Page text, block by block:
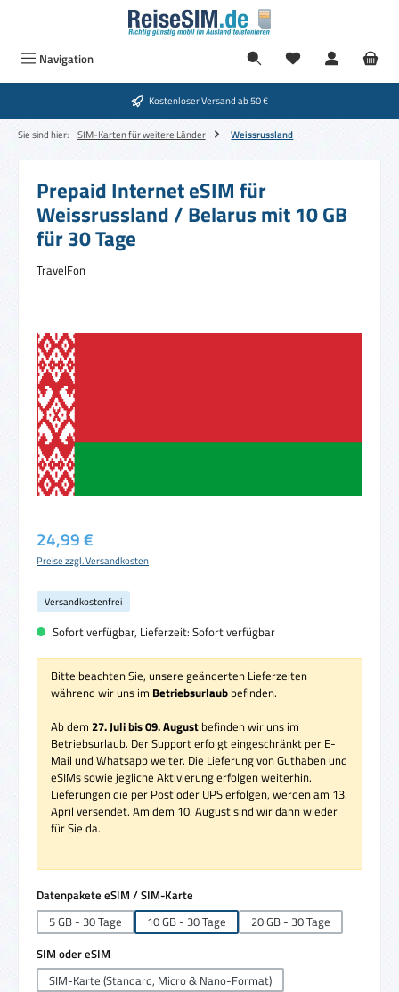
Zum Hauptinhalt springen
Navigation
Kostenloser Versand ab 50 €
Sie sind hier: SIM-Karten für weitere Länder Weissrussland
Prepaid Internet eSIM für
Weissrussland / Belarus mit 10 GB
für 30 Tage
TravelFon
Regulärer Preis:
24,99 €
Preise zzgl. Versandkosten
Versandkostenfrei
Sofort verfügbar, Lieferzeit: Sofort verfügbar
Bitte beachten Sie, unsere geänderten Lieferzeiten
während wir uns im Betriebsurlaub befinden.
Ab dem 27. Juli bis 09. August befinden wir uns im
Betriebsurlaub. Der Support erfolgt eingeschränkt per E-
Mail und Whatsapp weiter. Die Lieferung von Guthaben und
eSIMs sowie jegliche Aktivierung erfolgen weiterhin.
Lieferungen die per Post oder UPS erfolgen, werden am 13.
April versendet. Am dem 10. August sind wir dann wieder
für Sie da.
Datenpakete eSIM / SIM-Karte
5 GB - 30 Tage
10 GB - 30 Tage
20 GB - 30 Tage
SIM oder eSIM
SIM-Karte (Standard, Micro & Nano-Format)